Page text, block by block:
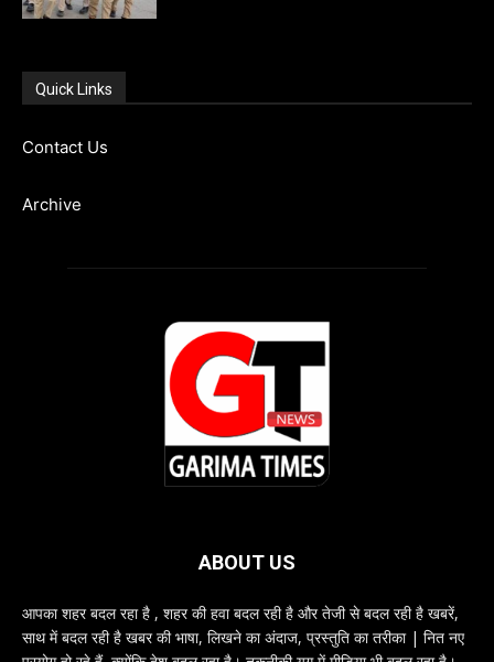
Quick Links
Contact Us
Archive
ABOUT US
आपका शहर बदल रहा है , शहर की हवा बदल रही है और तेजी से बदल रही है खबरें,
साथ में बदल रही है खबर की भाषा, लिखने का अंदाज, प्रस्तुति का तरीका | नित नए